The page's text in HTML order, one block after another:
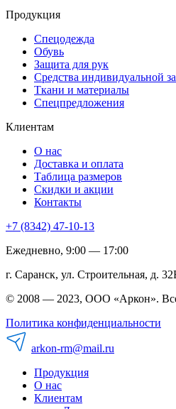
Продукция
Спецодежда
Обувь
Защита для рук
Средства индивидуальной
Ткани и материалы
Спецпредложения
Клиентам
О нас
Доставка и оплата
Таблица размеров
Скидки и акции
Контакты
+7 (8342) 47-10-13
Ежедневно, 9:00 — 17:00
г. Саранск, ул. Строительная, д.
© 2008 — 2023, ООО «Аркон».
Политика конфиденциальности
arkon-rm@mail.ru
Продукция
О нас
Клиентам